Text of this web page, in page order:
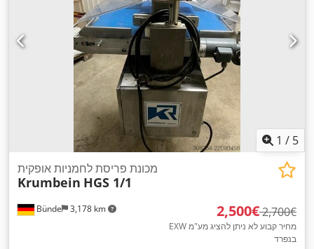
1 / 5
Bünde 3,178 km
מכונת פריסת לחמניות אופקית
Krumbein HGS 1/1
‏2,500 ‏€ ‏2,700 ‏€
EXW מחיר קבוע לא ניתן להציג מע"מ
בנפרד